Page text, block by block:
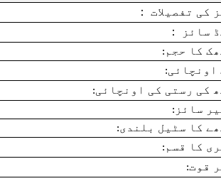
کی تفصیلات ：
سائز
：
کا حجم:
اونچائی:
کی رستی کی اونچائی:
سائز:
کا سٹیل بلندی:
کا قسم:
قوت: